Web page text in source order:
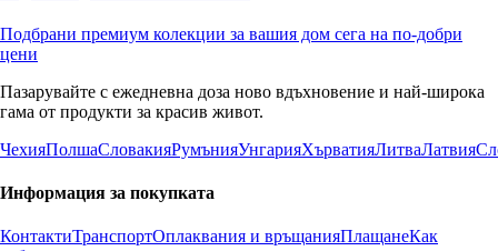
Подбрани премиум колекции за вашия дом сега на по-добри
цени
Пазарувайте с ежедневна доза ново вдъхновение и най-широка
гама от продукти за красив живот.
ЧехияПолшаСловакияРумънияУнгарияХърватияЛитваЛатвия
Информация за покупката
КонтактиТранспортОплаквания и връщанияПлащанеКак